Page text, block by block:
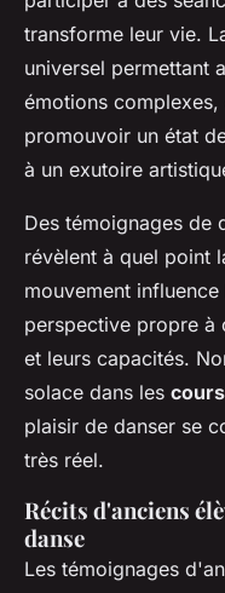
transforme leur vie.
universel permettant
émotions
promouvoir un état
à un exutoire
Des témoignages de
révèlent à quel point
mouvement
perspective propre à
et leurs capacités.
solace dans les
plaisir de danser se
très réel.
Récits d'anciens
danse
Les témoignages